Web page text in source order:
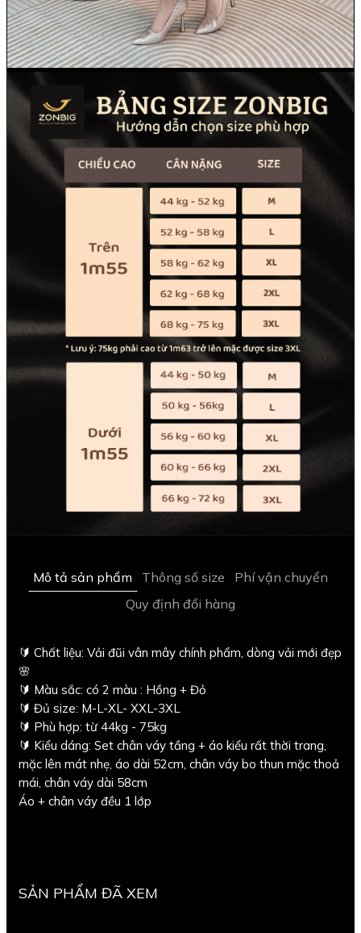
Mô tả sản phẩm Thông số size
Phí vận chuyển
Quy định đổi hàng
🔰 Chất liệu: Vải đũi vân mây chính phẩm, dòng vải mới đẹp
🌸
🔰 Màu sắc: có 2 màu : Hồng + Đỏ
🔰 Đủ size: M-L-XL- XXL-3XL
🔰 Phù hợp: từ 44kg - 75kg
🔰 Kiểu dáng: Set chân váy tầng + áo kiểu rất thời trang,
mặc lên mát nhẹ, áo dài 52cm, chân váy bo thun mặc thoả
mái, chân váy dài 58cm
Áo + chân váy đều 1 lớp
SẢN PHẨM ĐÃ XEM